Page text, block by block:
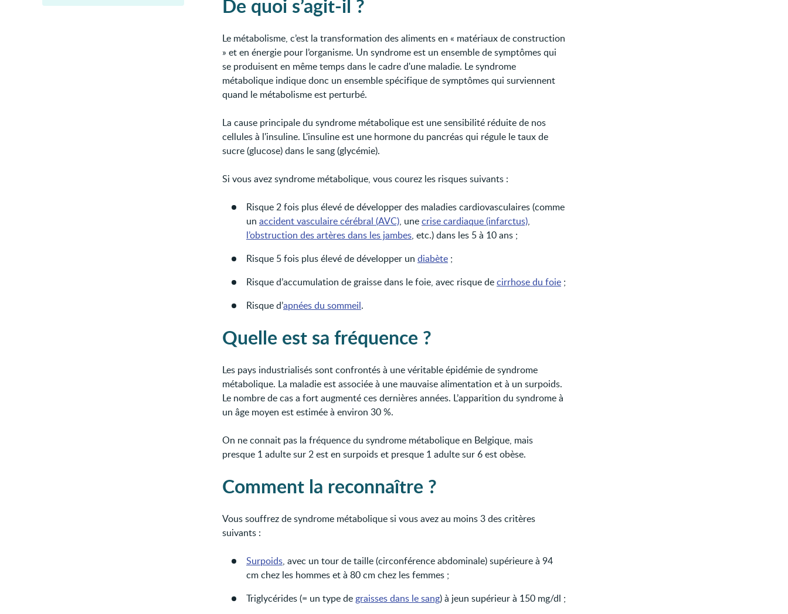
De quoi s’agit-il ?
Le métabolisme, c’est la transformation des aliments en « matériaux de construction
» et en énergie pour l’organisme. Un syndrome est un ensemble de symptômes qui
se produisent en même temps dans le cadre d'une maladie. Le syndrome
métabolique indique donc un ensemble spécifique de symptômes qui surviennent
quand le métabolisme est perturbé.
La cause principale du syndrome métabolique est une sensibilité réduite de nos
cellules à l'insuline. L'insuline est une hormone du pancréas qui régule le taux de
sucre (glucose) dans le sang (glycémie).
Si vous avez syndrome métabolique, vous courez les risques suivants :
Risque 2 fois plus élevé de développer des maladies cardiovasculaires (comme
un accident vasculaire cérébral (AVC), unecrise cardiaque (infarctus),
l’obstruction des artères dans les jambes, etc.) dans les 5 à 10 ans ;
Risque 5 fois plus élevé de développer un diabète ;
Risque d’accumulation de graisse dans le foie, avec risque decirrhose du foie ;
Risque d’apnées du sommeil.
Quelle est sa fréquence ?
Les pays industrialisés sont confrontés à une véritable épidémie de syndrome
métabolique. La maladie est associée à une mauvaise alimentation et à un surpoids.
Le nombre de cas a fort augmenté ces dernières années. L’apparition du syndrome à
un âge moyen est estimée à environ 30 %.
On ne connait pas la fréquence du syndrome métabolique en Belgique, mais
presque 1 adulte sur 2 est en surpoids et presque 1 adulte sur 6 est obèse.
Comment la reconnaître ?
Vous souffrez de syndrome métabolique si vous avez au moins 3 des critères
suivants :
Surpoids, avec un tour de taille (circonférence abdominale) supérieure à 94
cm chez les hommes et à 80 cm chez les femmes ;
Triglycérides (= un type de graisses dans le sang) à jeun supérieur à 150 mg/dl ;